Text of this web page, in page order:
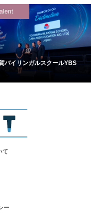
バイリンガルスクールYBS
て
ー